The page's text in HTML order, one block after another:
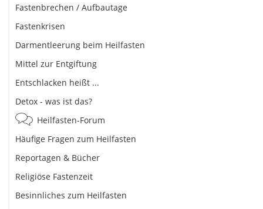
Fastenbrechen / Aufbautage
Fastenkrisen
Darmentleerung beim Heilfasten
Mittel zur Entgiftung
Entschlacken heißt ...
Detox - was ist das?
Heilfasten-Forum
Häufige Fragen zum Heilfasten
Reportagen & Bücher
Religiöse Fastenzeit
Besinnliches zum Heilfasten